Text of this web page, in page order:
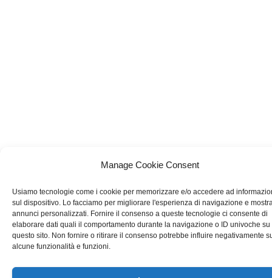
Manage Cookie Consent
Usiamo tecnologie come i cookie per memorizzare e/o accedere ad
sul dispositivo. Lo facciamo per migliorare l'esperienza di navigazione e
annunci personalizzati. Fornire il consenso a queste tecnologie ci consente di
elaborare dati quali il comportamento durante la navigazione o ID univoche su
questo sito. Non fornire o ritirare il consenso potrebbe influire negativamente
alcune funzionalità e funzioni.